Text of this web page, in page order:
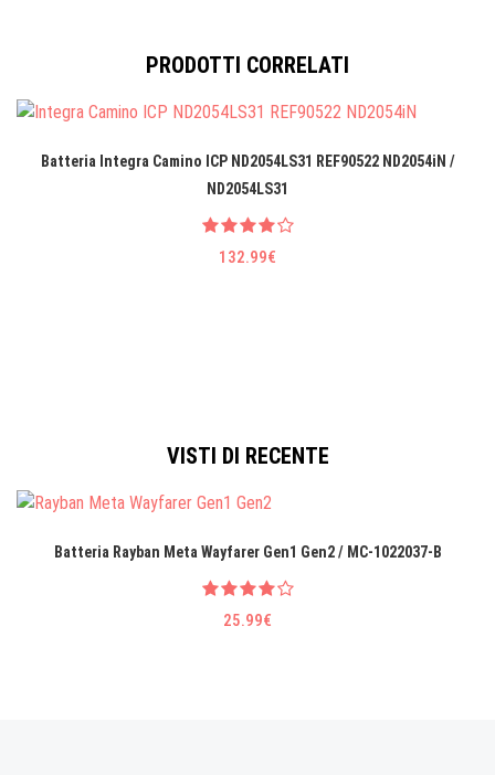
PRODOTTI CORRELATI
Batteria Integra Camino ICP ND2054LS31 REF90522 ND2054iN /
ND2054LS31
132.99€
VISTI DI RECENTE
Batteria Rayban Meta Wayfarer Gen1 Gen2 / MC-1022037-B
25.99€